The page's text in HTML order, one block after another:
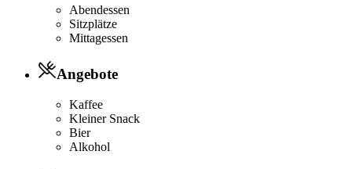
Abendessen
Sitzplätze
Mittagessen
Angebote
Kaffee
Kleiner Snack
Bier
Alkohol